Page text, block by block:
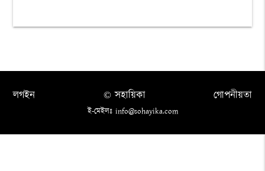
লগইন গোপনীয়তা
© সহায়িকা
ই-মেইলঃ info@sohayika.com